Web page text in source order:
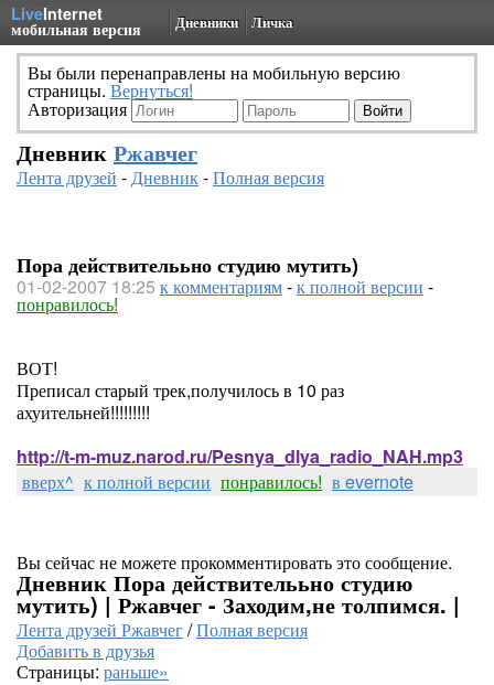
LiveInternet
мобильная версия Дневники Личка
Вы были перенаправлены на мобильную версию
страницы. Вернуться!
Авторизация
Дневник Ржавчег
Лента друзей -Дневник-Полная версия
Пора действителььно студию мутить)
01-02-2007 18:25 к комментариям-к полной версии -
понравилось!
ВОТ!
Преписал старый трек,получилось в 10 раз
ахуительней!!!!!!!!!
http://t-m-muz.narod.ru/Pesnya_dlya_radio_NAH.mp3
вверх^ к полной версии понравилось! в evernote
Вы сейчас не можете прокомментировать это сообщение.
Дневник Пора действителььно студию
мутить) | Ржавчег - Заходим,не толпимся. |
Лента друзей Ржавчег/Полная версия
Добавить в друзья
Страницы: раньше»